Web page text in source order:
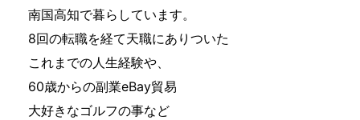
南国高知で暮らしています。
8回の転職を経て天職にありついた
これまでの人生経験や、
60歳からの副業eBay貿易
大好きなゴルフの事など